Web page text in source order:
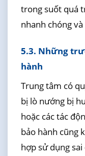
trong suốt quá
nhanh chóng
5.3. Những
hành
Trung tâm có
bị lò nướng bị
hoặc các tác
bảo hành cũng
hợp sử dụng